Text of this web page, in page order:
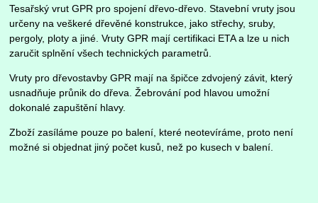
Tesařský vrut GPR pro spojení dřevo-dřevo. Stavební vruty jsou
určeny na veškeré dřevěné konstrukce, jako střechy, sruby,
pergoly, ploty a jiné. Vruty GPR mají certifikaci ETA a lze u nich
zaručit splnění všech technických parametrů.
Vruty pro dřevostavby GPR mají na špičce zdvojený závit, který
usnadňuje průnik do dřeva. Žebrování pod hlavou umožní
dokonalé zapuštění hlavy.
Zboží zasíláme pouze po balení, které neotevíráme, proto není
možné si objednat jiný počet kusů, než po kusech v balení.